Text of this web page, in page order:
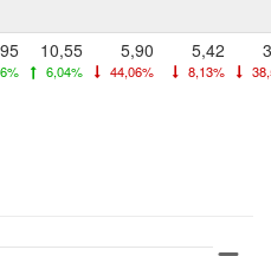
10,55
6,04%
5,90
44,06%
5,42
8,13%